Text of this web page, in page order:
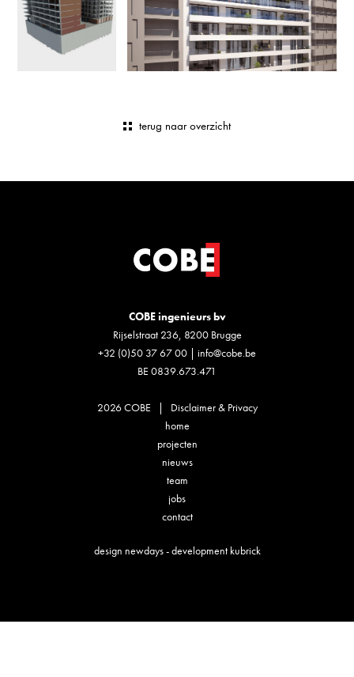
terug naar overzicht
COBE ingenieurs bv
Rijselstraat 236, 8200 Brugge
+32 (0)50 37 67 00 | info@cobe.be
BE 0839.673.471
2026 COBE | Disclaimer & Privacy
home
projecten
nieuws
team
jobs
contact
design newdays- development kubrick